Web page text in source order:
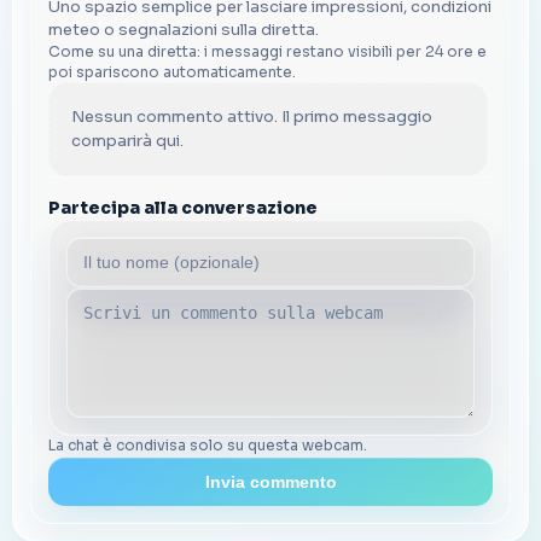
Uno spazio semplice per lasciare impressioni, condizioni
meteo o segnalazioni sulla diretta.
Come su una diretta: i messaggi restano visibili per 24 ore e
poi spariscono automaticamente.
Nessun commento attivo. Il primo messaggio
comparirà qui.
Partecipa alla conversazione
La chat è condivisa solo su questa webcam.
Invia commento